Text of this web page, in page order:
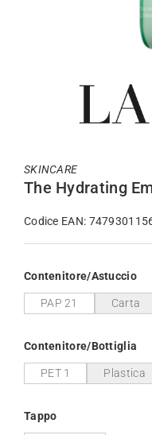
SKINCARE
The Hydrating
Codice EAN:
Contenitore/Astuccio
PAP 21 Carta
Contenitore/Bottiglia
PET 1 Plastica
Tappo